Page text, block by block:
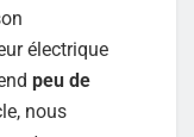
électrique
peu de
nous